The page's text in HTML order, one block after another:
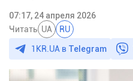
07:17, 24 апреля 2026
Читать UA RU
1KR.UA в Telegram